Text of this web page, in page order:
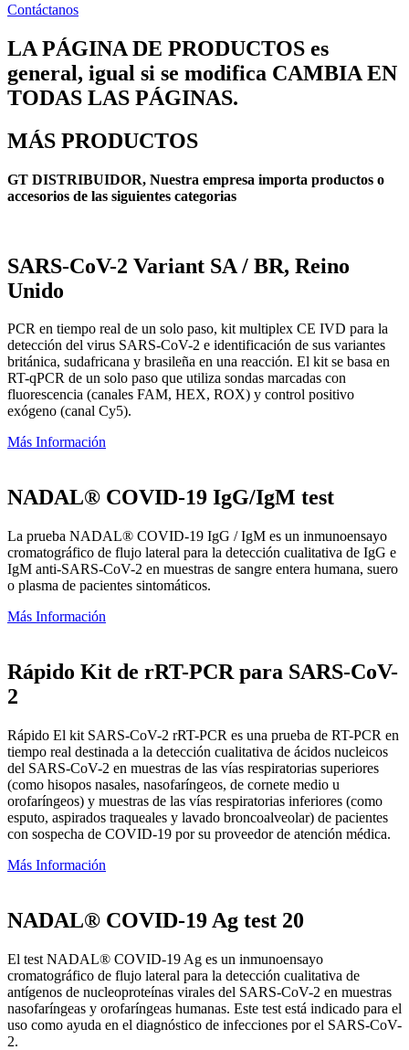
Contáctanos
LA PÁGINA DE PRODUCTOS es
general, igual si se modifica CAMBIA EN
TODAS LAS PÁGINAS.
MÁS PRODUCTOS
GT DISTRIBUIDOR, Nuestra empresa importa productos o
accesorios de las siguientes categorias
SARS-CoV-2 Variant SA / BR, Reino
Unido
PCR en tiempo real de un solo paso, kit multiplex CE IVD para la
detección del virus SARS-CoV-2 e identificación de sus variantes
británica, sudafricana y brasileña en una reacción. El kit se basa en
RT-qPCR de un solo paso que utiliza sondas marcadas con
fluorescencia (canales FAM, HEX, ROX) y control positivo
exógeno (canal Cy5).
Más Información
NADAL® COVID-19 IgG/IgM test
La prueba NADAL® COVID-19 IgG / IgM es un inmunoensayo
cromatográfico de flujo lateral para la detección cualitativa de IgG e
IgM anti-SARS-CoV-2 en muestras de sangre entera humana, suero
o plasma de pacientes sintomáticos.
Más Información
Rápido Kit de rRT-PCR para SARS-CoV-
2
Rápido El kit SARS-CoV-2 rRT-PCR es una prueba de RT-PCR en
tiempo real destinada a la detección cualitativa de ácidos nucleicos
del SARS-CoV-2 en muestras de las vías respiratorias superiores
(como hisopos nasales, nasofaríngeos, de cornete medio u
orofaríngeos) y muestras de las vías respiratorias inferiores (como
esputo, aspirados traqueales y lavado broncoalveolar) de pacientes
con sospecha de COVID-19 por su proveedor de atención médica.
Más Información
NADAL® COVID-19 Ag test 20
El test NADAL® COVID-19 Ag es un inmunoensayo
cromatográfico de flujo lateral para la detección cualitativa de
antígenos de nucleoproteínas virales del SARS-CoV-2 en muestras
nasofaríngeas y orofaríngeas humanas. Este test está indicado para el
uso como ayuda en el diagnóstico de infecciones por el SARS-CoV-
2.